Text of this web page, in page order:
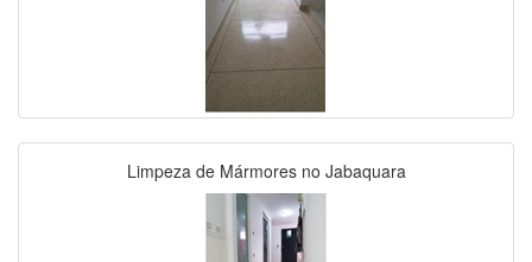
Limpeza de Mármores no Jabaquara